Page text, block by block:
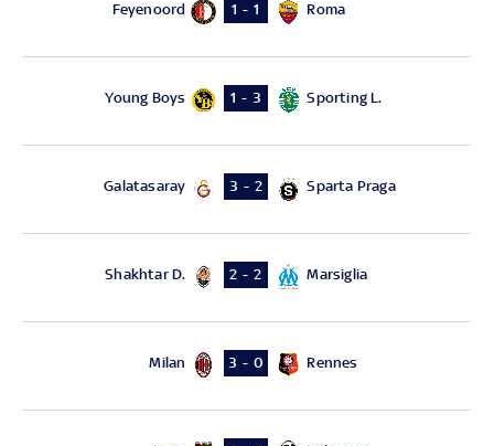
Feyenoord 1 - 1 Roma
Young Boys 1 - 3 Sporting L.
Galatasaray 3 - 2 Sparta Praga
Shakhtar D. 2 - 2 Marsiglia
Milan 3 - 0 Rennes